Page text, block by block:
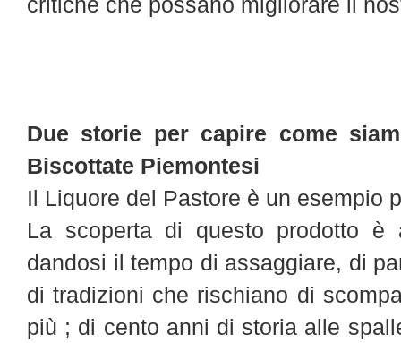
Due storie per capire come
Biscottate Piemontesi
Il Liquore del Pastore è un esempio
La scoperta di questo prodotto è
dandosi il tempo di assaggiare, di
di tradizioni che rischiano di
più ; di cento anni di storia alle